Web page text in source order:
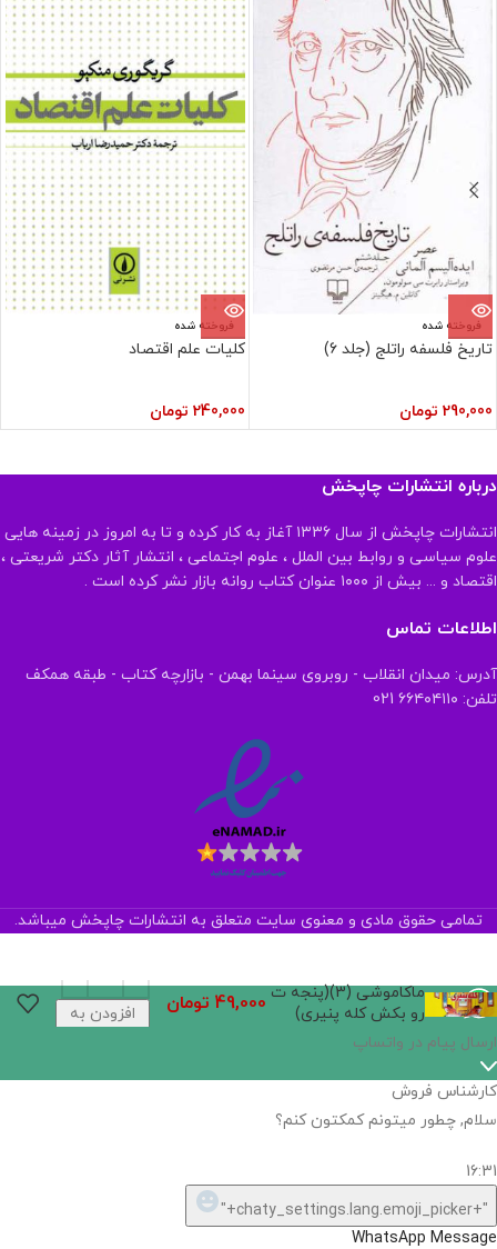
فروخته شده
تاریخ فلسفه راتلج (جلد 6)
290,000 تومان
فروخته شده
کلیات علم اقتصاد
240,000 تومان
درباره انتشارات چاپخش
انتشارات چاپخش از سال ۱۳۳۶ آغاز به کار کرده و تا به امروز در زمینه هایی
علوم سیاسی و روابط بین الملل ، علوم اجتماعی ، انتشار آثار دکتر شریعتی ،
اقتصاد و ... بیش از ۱۰۰۰ عنوان کتاب روانه بازار نشر کرده است .
اطلاعات تماس
آدرس: میدان انقلاب - روبروی سینما بهمن - بازارچه کتاب - طبقه همکف
تلفن: ۶۶۴۰۴۱۱۰ 021
تمامی حقوق مادی و معنوی سایت متعلق به انتشارات چاپخش میباشد.
ماکاموشی (3)(پنجه ت
رو بکش کله پنیری)
49,000 تومان
افزودن به
اگر
نیست,
شاید
بتونیم
تهیه